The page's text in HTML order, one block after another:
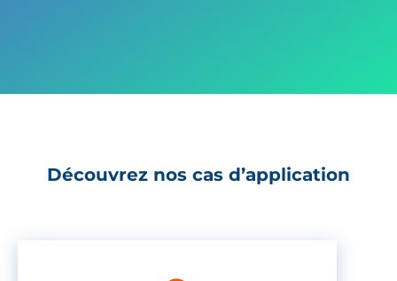
Découvrez nos cas d’application